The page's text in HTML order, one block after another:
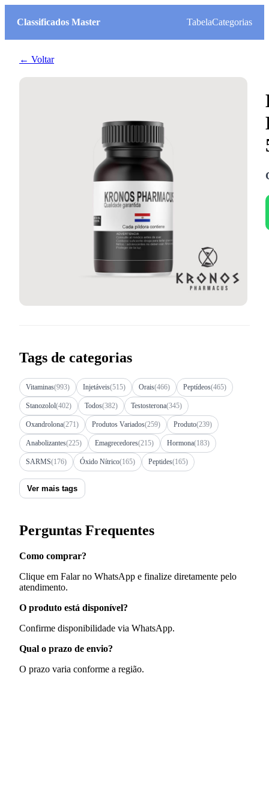
Classificados Master TabelaCategorias
← Voltar
Tags de categorias
Vitaminas(993) Injetáveis(515) Orais(466) Peptídeos(465)
Stanozolol(402) Todos(382) Testosterona(345)
Oxandrolona(271) Produtos Variados(259) Produto(239)
Anabolizantes(225) Emagrecedores(215) Hormona(183)
SARMS(176) Óxido Nítrico(165) Peptides(165)
Ver mais tags
Perguntas Frequentes
Como comprar?
Clique em Falar no WhatsApp e finalize diretamente pelo
atendimento.
O produto está disponível?
Confirme disponibilidade via WhatsApp.
Qual o prazo de envio?
O prazo varia conforme a região.